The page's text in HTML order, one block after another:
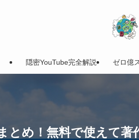
隠密YouTube完全解説 ゼロ億
とめ！無料で使えて